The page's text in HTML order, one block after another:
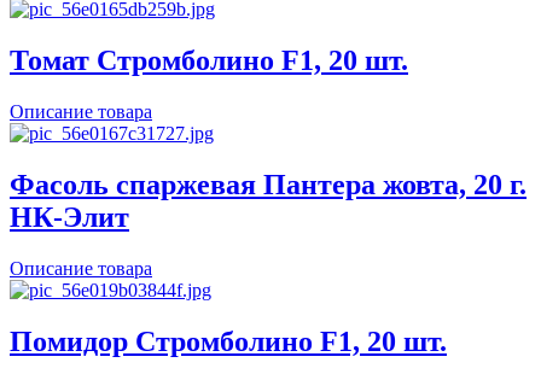
Томат Стромболино F1, 20 шт.
Описание товара
Фасоль спаржевая Пантера жовта, 20 г.
НК-Элит
Описание товара
Помидор Стромболино F1, 20 шт.